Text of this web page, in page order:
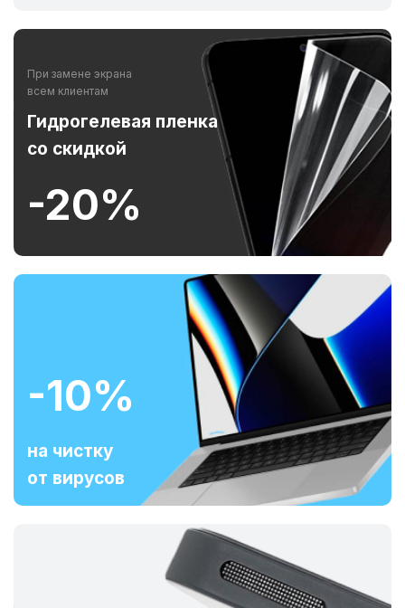
При замене экрана
всем клиентам
Гидрогелевая пленка
со скидкой
-20%
-10%
на чистку
от вирусов